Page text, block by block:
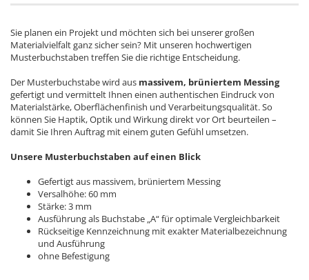
Sie planen ein Projekt und möchten sich bei unserer großen
Materialvielfalt ganz sicher sein? Mit unseren hochwertigen
Musterbuchstaben treffen Sie die richtige Entscheidung.
Der Musterbuchstabe wird aus massivem, brüniertem Messing
gefertigt und vermittelt Ihnen einen authentischen Eindruck von
Materialstärke, Oberflächenfinish und Verarbeitungsqualität. So
können Sie Haptik, Optik und Wirkung direkt vor Ort beurteilen –
damit Sie Ihren Auftrag mit einem guten Gefühl umsetzen.
Unsere Musterbuchstaben auf einen Blick
Gefertigt aus massivem, brüniertem Messing
Versalhöhe: 60 mm
Stärke: 3 mm
Ausführung als Buchstabe „A“ für optimale Vergleichbarkeit
Rückseitige Kennzeichnung mit exakter Materialbezeichnung
und Ausführung
ohne Befestigung